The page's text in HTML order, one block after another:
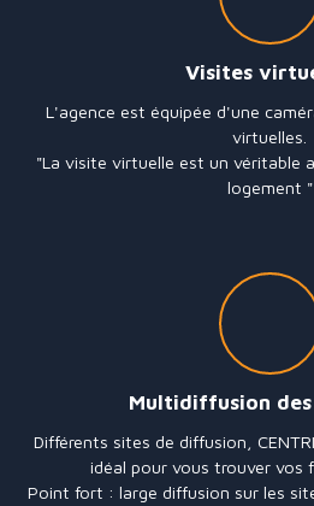
Visites
L'agence est équipée d'une
virtuelles.
"La visite virtuelle est un véritable
logement "
Multidiffusion des
Différents sites de diffusion,
idéal pour vous trouver vos
Point fort : large diffusion sur les